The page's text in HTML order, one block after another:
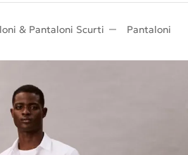
& Pantaloni Scurti Pantaloni